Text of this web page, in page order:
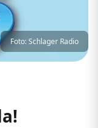
Foto: Schlager Radio